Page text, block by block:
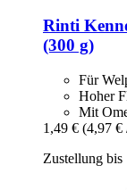
Rinti
(300 g)
Für
Hoher
Mit
1,49 € (4,97 €
Zustellung bis